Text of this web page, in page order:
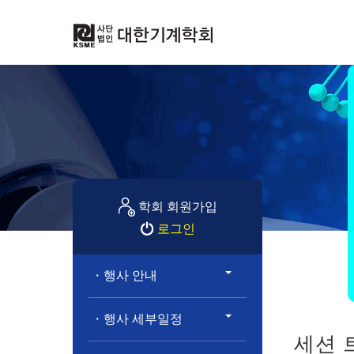
학회 회원가입
로그인
행사 안내
행사 세부일정
세션